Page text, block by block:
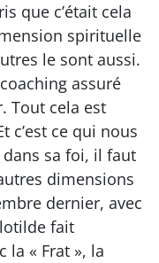
que c’était cela
spirituelle
le sont aussi.
assuré
Tout cela est
c’est ce qui nous
sa foi, il faut
dimensions
dernier, avec
fait
la « Frat », la